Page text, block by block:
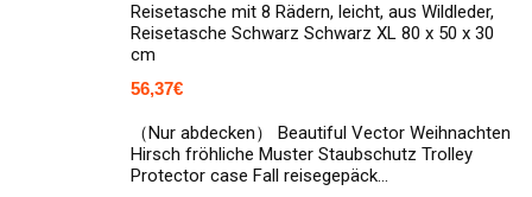
Reisetasche mit 8 Rädern, leicht, aus Wildleder,
Reisetasche Schwarz Schwarz XL 80 x 50 x 30
cm
56,37€
（Nur abdecken） Beautiful Vector Weihnachten
Hirsch fröhliche Muster Staubschutz Trolley
Protector case Fall reisegepäck…